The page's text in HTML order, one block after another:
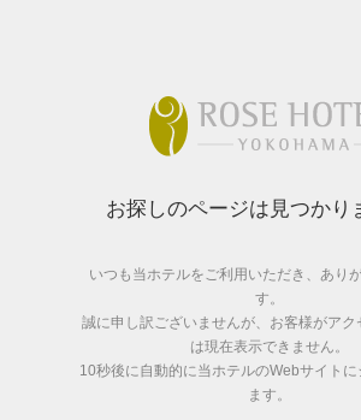
お探しのページは見つかり
いつも当ホテルをご利用いただき、あり
す。
誠に申し訳ございませんが、お客様がアク
は現在表示できません。
10秒後に自動的に当ホテルのWebサイトに
ます。